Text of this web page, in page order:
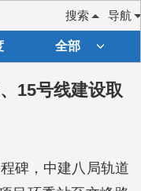
导航
搜索
全部
15号线建设取
碑，中建八局轨道